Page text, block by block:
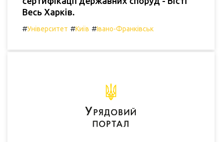
Весь Харків.
#Університет #Київ #Івано-Франківськ